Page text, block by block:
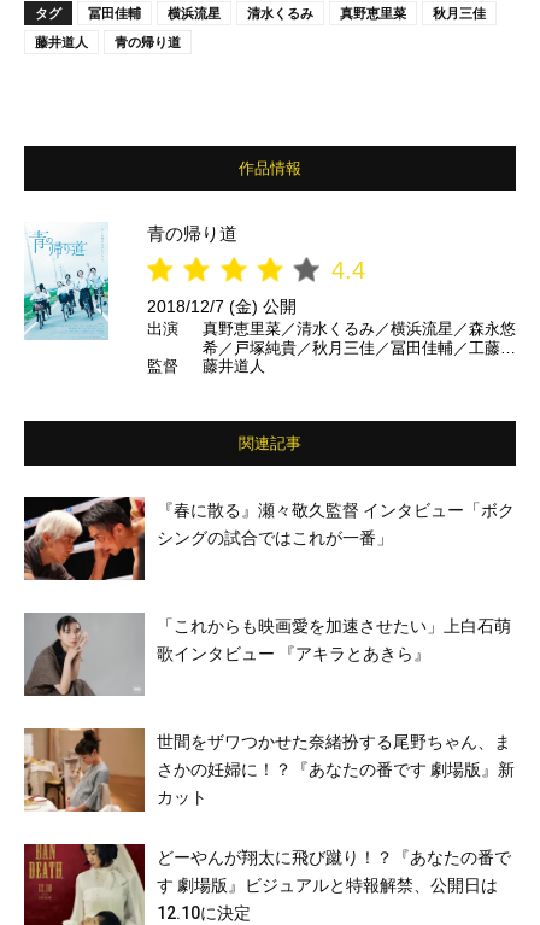
タグ 冨田佳輔 横浜流星 清水くるみ 真野恵里菜
秋月三佳
藤井道人
青の帰り道
作品情報
青の帰り道
4.4
2018/12/7 (金) 公開
出演
真野恵里菜／清水くるみ／横浜流星／森永悠
希／戸塚純貴／秋月三佳／冨田佳輔／工藤夕
貴／平田満 ほか
監督 藤井道人
関連記事
『春に散る』瀬々敬久監督 インタビュー「ボク
シングの試合ではこれが一番」
「これからも映画愛を加速させたい」上白石萌
歌インタビュー 『アキラとあきら』
世間をザワつかせた奈緒扮する尾野ちゃん、ま
さかの妊婦に！？『あなたの番です 劇場版』新
カット
どーやんが翔太に飛び蹴り！？『あなたの番で
す 劇場版』ビジュアルと特報解禁、公開日は
12.10に決定